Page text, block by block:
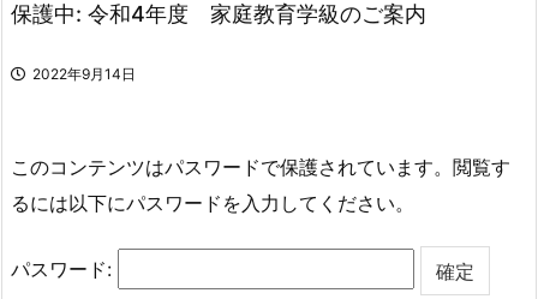
保護中: 令和4年度 家庭教育学級のご案内
2022年9月14日
このコンテンツはパスワードで保護されています。閲覧す
るには以下にパスワードを入力してください。
パスワード: